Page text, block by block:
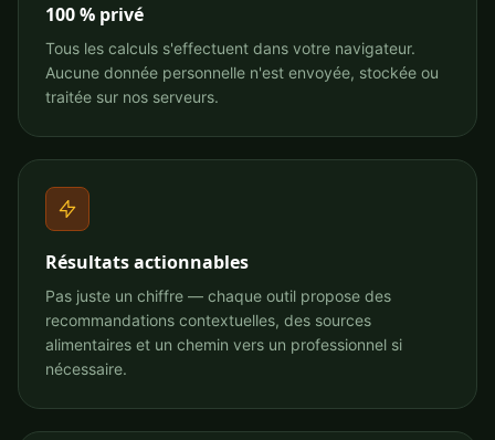
100 % privé
Tous les calculs s'effectuent dans votre navigateur.
Aucune donnée personnelle n'est envoyée, stockée ou
traitée sur nos serveurs.
Résultats actionnables
Pas juste un chiffre — chaque outil propose des
recommandations contextuelles, des sources
alimentaires et un chemin vers un professionnel si
nécessaire.